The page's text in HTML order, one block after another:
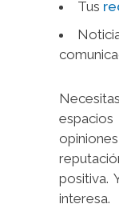
Tus
positiva.
interesa.